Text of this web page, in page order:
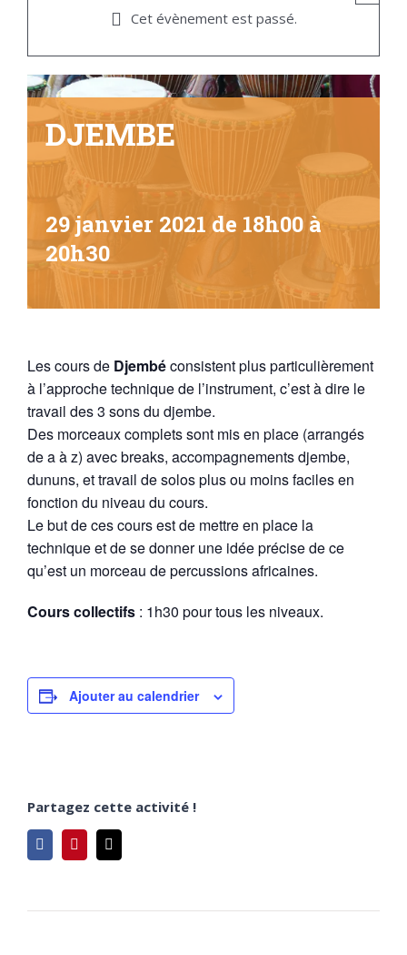
Cet évènement est passé.
DJEMBE
29 janvier 2021 de 18h00 à
20h30
Les cours de Djembéconsistent plus particulièrement
à l’approche technique de l’instrument, c’est à dire le
travail des 3 sons du djembe.
Des morceaux complets sont mis en place (arrangés
de a à z) avec breaks, accompagnements djembe,
dununs, et travail de solos plus ou moins faciles en
fonction du niveau du cours.
Le but de ces cours est de mettre en place la
technique et de se donner une idée précise de ce
qu’est un morceau de percussions africaines.
Cours collectifs : 1h30 pour tous les niveaux.
Ajouter au calendrier
Partagez cette activité !
FacebookPinterest